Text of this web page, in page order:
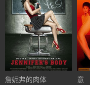
詹妮弗的肉体 意